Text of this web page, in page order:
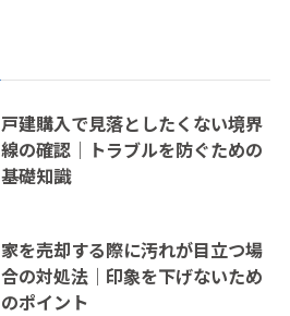
戸建購入で見落としたくない境界
線の確認｜トラブルを防ぐための
基礎知識
家を売却する際に汚れが目立つ場
合の対処法｜印象を下げないため
のポイント